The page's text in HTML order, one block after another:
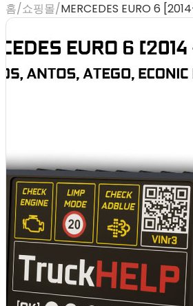
홈/쇼핑몰/MERCEDES EURO 6